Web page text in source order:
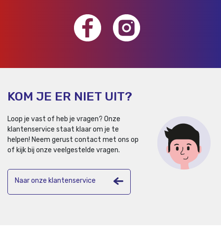
KOM JE ER NIET UIT?
Loop je vast of heb je vragen? Onze
klantenservice staat klaar om je te
helpen! Neem gerust contact met ons op
of kijk bij onze veelgestelde vragen.
Naar onze klantenservice